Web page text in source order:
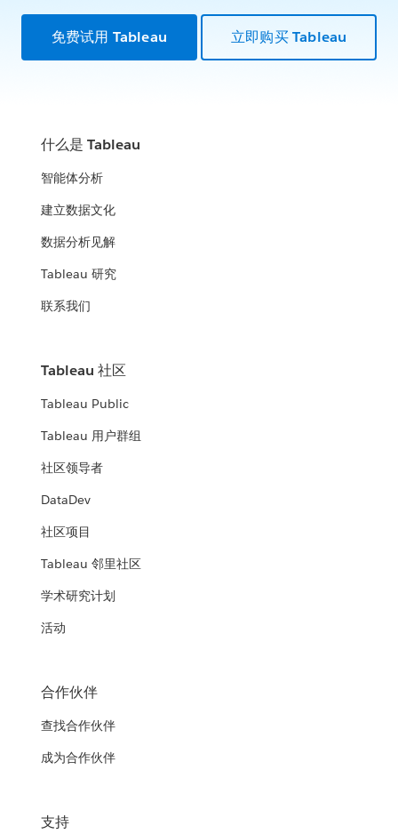
免费试用 Tableau 立即购买 Tableau
什么是 Tableau
智能体分析
建立数据文化
数据分析见解
Tableau 研究
联系我们
Tableau 社区
Tableau Public
Tableau 用户群组
社区领导者
DataDev
社区项目
Tableau 邻里社区
学术研究计划
活动
合作伙伴
查找合作伙伴
成为合作伙伴
支持